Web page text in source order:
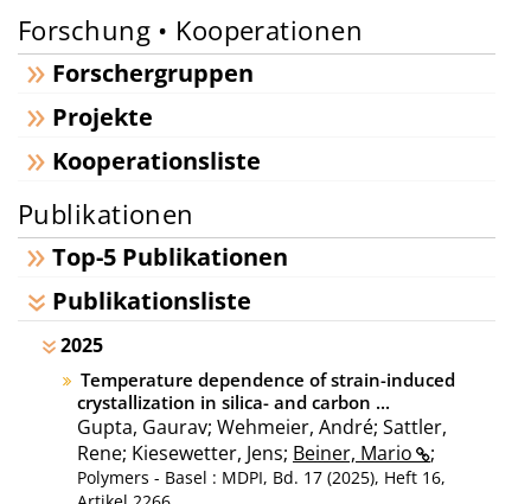
Forschung • Kooperationen
Forschergruppen
Projekte
Kooperationsliste
Publikationen
Top-5 Publikationen
Publikationsliste
2025
Temperature dependence of strain-induced
crystallization in silica- and carbon ...
Gupta, Gaurav; Wehmeier, André; Sattler,
Rene; Kiesewetter, Jens; Beiner, Mario ;
Polymers - Basel : MDPI, Bd. 17 (2025), Heft 16,